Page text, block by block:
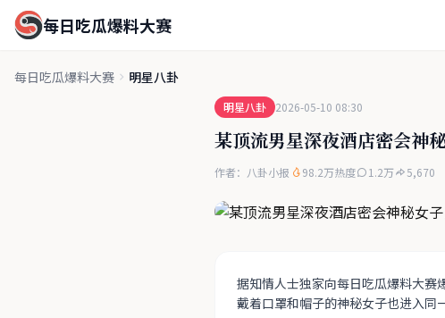
每日吃瓜爆料大赛
每日吃瓜爆料大赛 明星八卦
明星八卦 2026-05-10 08:30
某顶流男星深夜酒店密会神
作者：八卦小报 98.2万热度 1.2万 5,670
据知情人士独家向每日吃瓜爆料大赛
戴着口罩和帽子的神秘女子也进入同